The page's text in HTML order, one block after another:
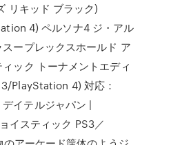
リキッド ブラック)
4) ペルソナ4 ジ・アル
ープレックスホールド ア
ック トーナメントエディ
PlayStation 4) 対応：
イテルジャパン |
イスティック PS3／